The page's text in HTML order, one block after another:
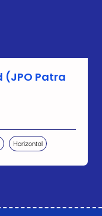
(JPO Patra
Horizontal